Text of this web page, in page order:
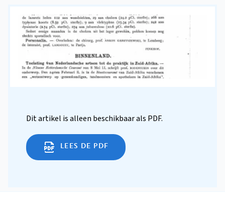
Dit artikel is alleen beschikbaar als PDF.
LEES DE PDF